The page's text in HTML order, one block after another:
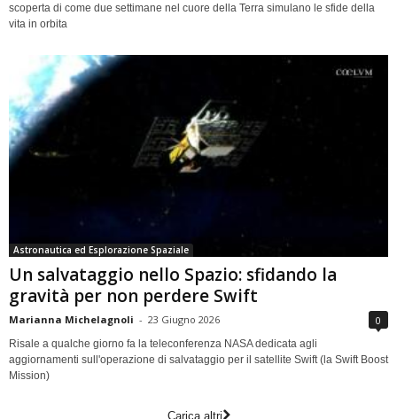
scoperta di come due settimane nel cuore della Terra simulano le sfide della
vita in orbita
Astronautica ed Esplorazione Spaziale
Un salvataggio nello Spazio: sfidando la
gravità per non perdere Swift
Marianna Michelagnoli - 23 Giugno 2026 0
Risale a qualche giorno fa la teleconferenza NASA dedicata agli
aggiornamenti sull'operazione di salvataggio per il satellite Swift (la Swift Boost
Mission)
Carica altri